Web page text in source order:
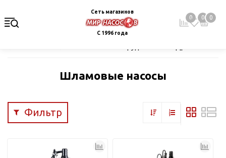
Сеть магазинов
С 1996 года
0 0 0
Шламовые насосы
Фильтр